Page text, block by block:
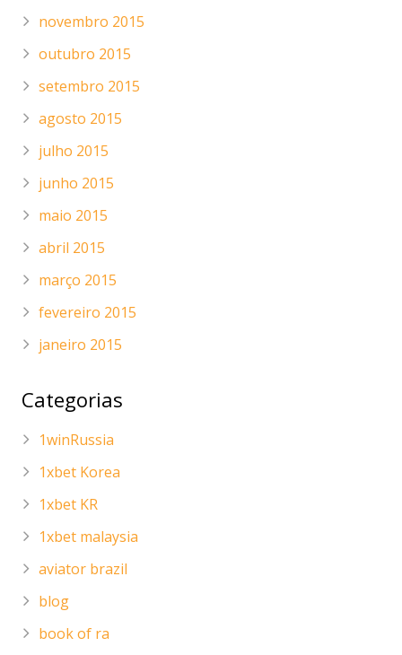
novembro 2015
outubro 2015
setembro 2015
agosto 2015
julho 2015
junho 2015
maio 2015
abril 2015
março 2015
fevereiro 2015
janeiro 2015
Categorias
1winRussia
1xbet Korea
1xbet KR
1xbet malaysia
aviator brazil
blog
book of ra